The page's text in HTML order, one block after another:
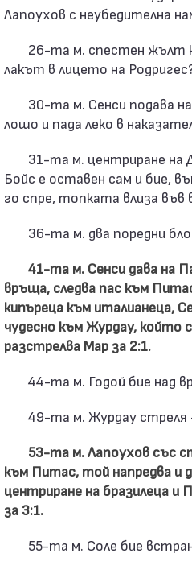
Лапоухов с неубедителна
26-та м. спестен жълт
лакът в лицето на
30-та м. Сенси подава
лошо и пада леко в
31-та м. центриране на
Бойс е оставен сам и бие,
го спре, топката влиза във
36-та м. два поредни
41-та м. Сенси дава на
връща, следва пас към
кипъреца към италианеца,
чудесно към Журдау, който
разстрелва Мар за 2:1.
44-та м. Годой бие над
49-та м. Журдау стреля
53-та м. Лапоухов със
към Питас, той напредва и
центриране на бразилеца
за 3:1.
55-та м. Соле бие